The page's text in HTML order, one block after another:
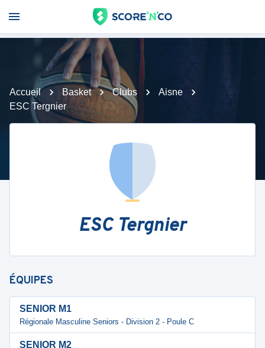
Accueil Basket Clubs
Aisne
ESC Tergnier
ESC Tergnier
ÉQUIPES
SENIOR M1
Régionale Masculine Seniors - Division 2 - Poule C
SENIOR M2